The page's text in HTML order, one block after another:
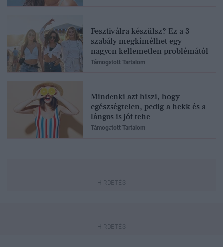
Fesztiválra készülsz? Ez a 3
szabály megkímélhet egy
nagyon kellemetlen problémától
Támogatott Tartalom
Mindenki azt hiszi, hogy
egészségtelen, pedig a hekk és a
lángos is jót tehe
Támogatott Tartalom